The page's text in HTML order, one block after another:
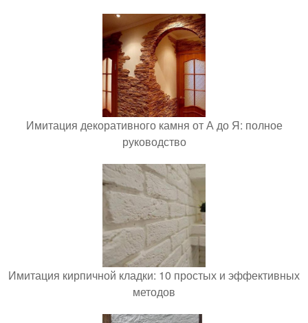
Имитация декоративного камня от А до Я: полное
руководство
Имитация кирпичной кладки: 10 простых и эффективных
методов